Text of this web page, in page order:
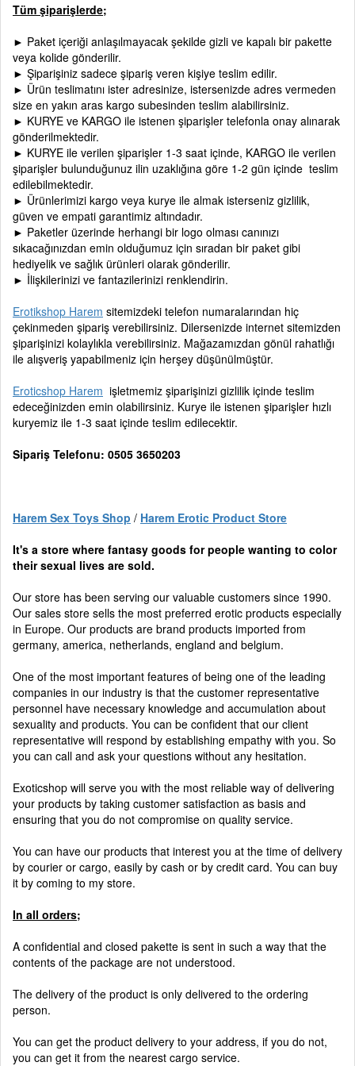
Tüm şiparişlerde;
► Paket içeriği anlaşılmayacak şekilde gizli ve kapalı bir pakette
veya kolide gönderilir.
► Şiparişiniz sadece şipariş veren kişiye teslim edilir.
► Ürün teslimatını ister adresinize, istersenizde adres vermeden
size en yakın aras kargo subesinden teslim alabilirsiniz.
► KURYE ve KARGO ile istenen şiparişler telefonla onay alınarak
gönderilmektedir.
► KURYE ile verilen şiparişler 1-3 saat içinde, KARGO ile verilen
şiparişler bulunduğunuz ilin uzaklığına göre 1-2 gün içinde teslim
edilebilmektedir.
► Ürünlerimizi kargo veya kurye ile almak isterseniz gizlilik,
güven ve empati garantimiz altındadır.
► Paketler üzerinde herhangi bir logo olması canınızı
sıkacağınızdan emin olduğumuz için sıradan bir paket gibi
hediyelik ve sağlık ürünleri olarak gönderilir.
► İlişkilerinizi ve fantazilerinizi renklendirin.
Erotikshop Harem sitemizdeki telefon numaralarından hiç
çekinmeden şipariş verebilirsiniz. Dilersenizde internet sitemizden
şiparişinizi kolaylıkla verebilirsiniz. Mağazamızdan gönül rahatlığı
ile alışveriş yapabilmeniz için herşey düşünülmüştür.
Eroticshop Harem işletmemiz şiparişinizi gizlilik içinde teslim
edeceğinizden emin olabilirsiniz. Kurye ile istenen şiparişler hızlı
kuryemiz ile 1-3 saat içinde teslim edilecektir.
Sipariş Telefonu: 0505 3650203
Harem Sex Toys Shop / Harem Erotic Product Store
It's a store where fantasy goods for people wanting to color
their sexual lives are sold.
Our store has been serving our valuable customers since 1990.
Our sales store sells the most preferred erotic products especially
in Europe. Our products are brand products imported from
germany, america, netherlands, england and belgium.
One of the most important features of being one of the leading
companies in our industry is that the customer representative
personnel have necessary knowledge and accumulation about
sexuality and products. You can be confident that our client
representative will respond by establishing empathy with you. So
you can call and ask your questions without any hesitation.
Exoticshop will serve you with the most reliable way of delivering
your products by taking customer satisfaction as basis and
ensuring that you do not compromise on quality service.
You can have our products that interest you at the time of delivery
by courier or cargo, easily by cash or by credit card. You can buy
it by coming to my store.
In all orders;
A confidential and closed pakette is sent in such a way that the
contents of the package are not understood.
The delivery of the product is only delivered to the ordering
person.
You can get the product delivery to your address, if you do not,
you can get it from the nearest cargo service.